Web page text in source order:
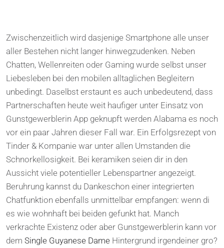
Zwischenzeitlich wird dasjenige Smartphone alle unser
aller Bestehen nicht langer hinwegzudenken. Neben
Chatten, Wellenreiten oder Gaming wurde selbst unser
Liebesleben bei den mobilen alltaglichen Begleitern
unbedingt. Daselbst erstaunt es auch unbedeutend, dass
Partnerschaften heute weit haufiger unter Einsatz von
Gunstgewerblerin App geknupft werden Alabama es noch
vor ein paar Jahren dieser Fall war. Ein Erfolgsrezept von
Tinder & Kompanie war unter allen Umstanden die
Schnorkellosigkeit. Bei keramiken seien dir in den
Aussicht viele potentieller Lebenspartner angezeigt.
Beruhrung kannst du Dankeschon einer integrierten
Chatfunktion ebenfalls unmittelbar empfangen: wenn di
es wie wohnhaft bei beiden gefunkt hat. Manch
verkrachte Existenz oder aber Gunstgewerblerin kann vor
dem Single Guyanese Dame Hintergrund irgendeiner gro?